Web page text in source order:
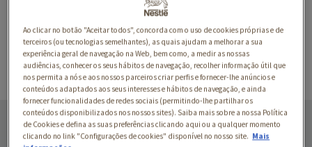
CÁPSULAS BUONDI
EXTREME
Ao clicar no botão "Aceitar todos", concorda com o uso de cookies próprias e de
terceiros (ou tecnologias semelhantes), as quais ajudam a melhorar a sua
experiência geral de navegação na Web, bem como, a medir as nossas
audiências, conhecer os seus hábitos de navegação, recolher informação útil que
nos permita a nós e aos nossos parceiros criar perfis e fornecer-lhe anúncios e
conteúdos adaptados aos seus interesses e hábitos de navegação, e ainda
fornecer funcionalidades de redes sociais (permitindo-lhe partilhar os
conteúdos disponibilizados nos nossos sites). Saiba mais sobre a nossa Política
de Cookies e defina as suas preferências clicando aqui ou a qualquer momento
clicando no link "Configurações de cookies" disponível no nosso site. Mais